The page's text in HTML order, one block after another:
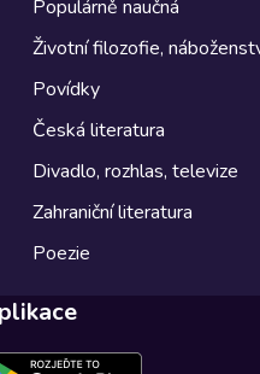
Populárně naučná
Životní filozofie,
Povídky
Česká literatura
Divadlo, rozhlas, televize
Zahraniční literatura
Poezie